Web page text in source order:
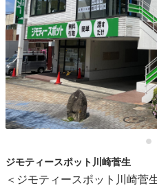
ジモティースポット川崎菅生
＜ジモティースポット川崎菅